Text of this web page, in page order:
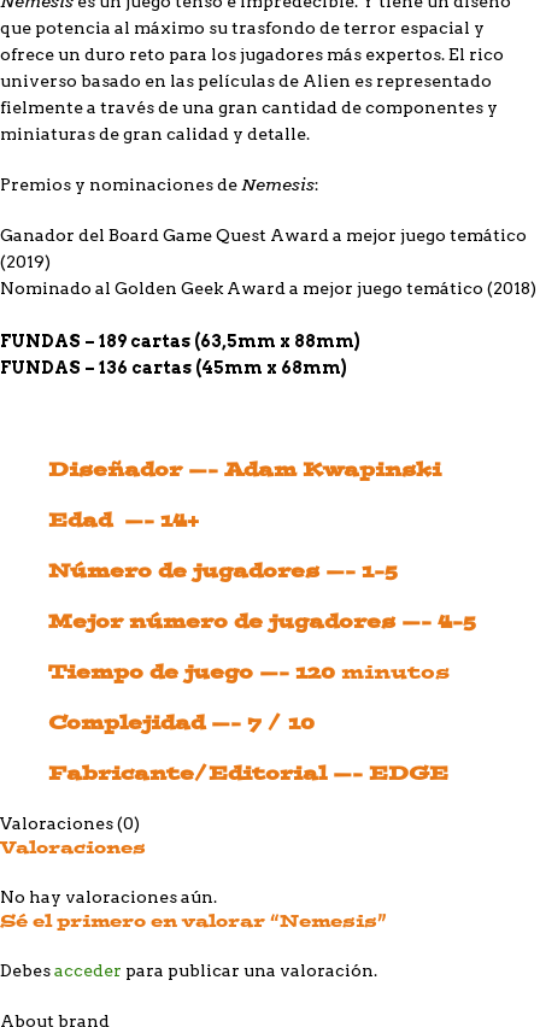
que potencia al máximo su trasfondo de terror espacial y
ofrece un duro reto para los jugadores más expertos. El rico
universo basado en las películas de Alien es representado
fielmente a través de una gran cantidad de componentes y
miniaturas de gran calidad y detalle.
Premios y nominaciones deNemesis:
Ganador del Board Game Quest Award a mejor juego temático
(2019)
Nominado al Golden Geek Award a mejor juego temático (2018)
FUNDAS – 189 cartas (63,5mm x 88mm)
FUNDAS – 136 cartas (45mm x 68mm)
Diseñador —- Adam Kwapinski
Edad —- 14+
Número de jugadores —- 1-5
Mejor número de jugadores —- 4-5
Tiempo de juego —- 120 minutos
Complejidad —- 7 / 10
Fabricante/Editorial —- EDGE
Valoraciones (0)
Valoraciones
No hay valoraciones aún.
Sé el primero en valorar “Nemesis”
Debesacceder para publicar una valoración.
About brand